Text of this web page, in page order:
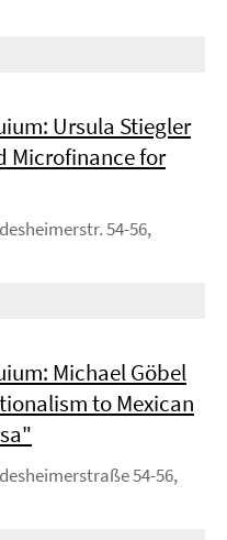
Ursula Stiegler
Microfinance for
54-56,
Michael Göbel
to Mexican
54-56,